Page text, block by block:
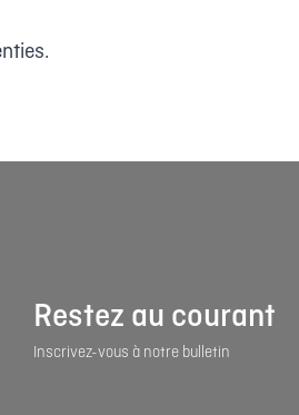
Restez au courant
Inscrivez-vous à notre bulletin